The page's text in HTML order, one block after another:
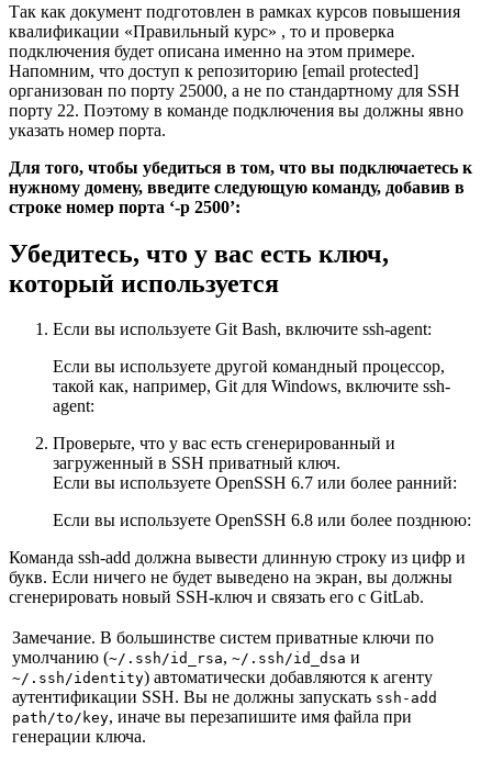
Так как документ подготовлен в рамках курсов повышения
квалификации «Правильный курс» , то и проверка
подключения будет описана именно на этом примере.
Напомним, что доступ к репозиторию [email protected]
организован по порту 25000, а не по стандартному для SSH
порту 22. Поэтому в команде подключения вы должны явно
указать номер порта.
Для того, чтобы убедиться в том, что вы подключаетесь к
нужному домену, введите следующую команду, добавив в
строке номер порта ‘-p 2500’:
Убедитесь, что у вас есть ключ,
который используется
Если вы используете Git Bash, включите ssh-agent:
Если вы используете другой командный процессор,
такой как, например, Git для Windows, включите ssh-
agent:
Проверьте, что у вас есть сгенерированный и
загруженный в SSH приватный ключ.
Если вы используете OpenSSH 6.7 или более ранний:
Если вы используете OpenSSH 6.8 или более позднюю:
Команда ssh-add должна вывести длинную строку из цифр и
букв. Если ничего не будет выведено на экран, вы должны
сгенерировать новый SSH-ключ и связать его с GitLab.
Замечание. В большинстве систем приватные ключи по
умолчанию (~/.ssh/id_rsa, ~/.ssh/id_dsa и
~/.ssh/identity) автоматически добавляются к агенту
аутентификации SSH. Вы не должны запускать ssh-add
path/to/key, иначе вы перезапишите имя файла при
генерации ключа.